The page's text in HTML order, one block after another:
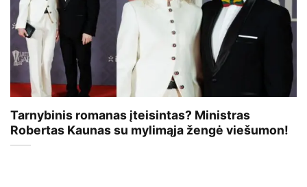
Tarnybinis romanas įteisintas? Ministras
Robertas Kaunas su mylimąja žengė viešumon!